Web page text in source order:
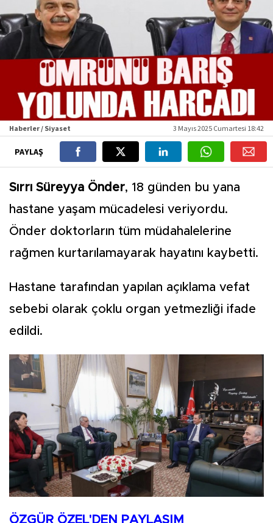
Haberler / Siyaset 3 Mayıs 2025 Cumartesi 18:42
PAYLAŞ
Sırrı Süreyya Önder, 18 günden bu yana
hastane yaşam mücadelesi veriyordu.
Önder doktorların tüm müdahalelerine
rağmen kurtarılamayarak hayatını kaybetti.
Hastane tarafından yapılan açıklama vefat
sebebi olarak çoklu organ yetmezliği ifade
edildi.
ÖZGÜR ÖZEL'DEN PAYLAŞIM